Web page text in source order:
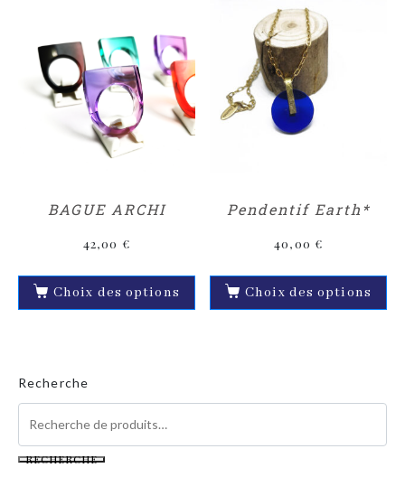
BAGUE ARCHI
42,00 €
Choix des options
Pendentif Earth*
40,00 €
Choix des options
Recherche
RECHERCHE